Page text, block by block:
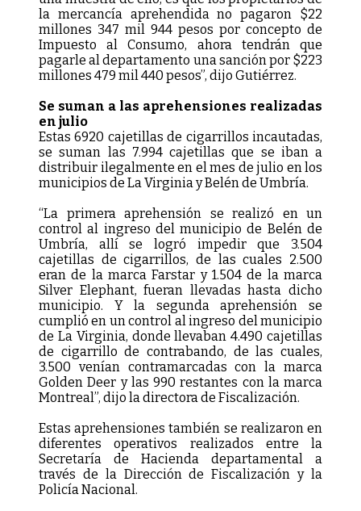
la mercancía aprehendida no pagaron $22
millones 347 mil 944 pesos por concepto de
Impuesto al Consumo, ahora tendrán que
pagarle al departamento una sanción por $223
millones 479 mil 440 pesos”, dijo Gutiérrez.
Se suman a las aprehensiones realizadas
en julio
Estas 6920 cajetillas de cigarrillos incautadas,
se suman las 7.994 cajetillas que se iban a
distribuir ilegalmente en el mes de julio en los
municipios de La Virginia y Belén de Umbría.
“La primera aprehensión se realizó en un
control al ingreso del municipio de Belén de
Umbría, allí se logró impedir que 3.504
cajetillas de cigarrillos, de las cuales 2.500
eran de la marca Farstar y 1.504 de la marca
Silver Elephant, fueran llevadas hasta dicho
municipio. Y la segunda aprehensión se
cumplió en un control al ingreso del municipio
de La Virginia, donde llevaban 4.490 cajetillas
de cigarrillo de contrabando, de las cuales,
3.500 venían contramarcadas con la marca
Golden Deer y las 990 restantes con la marca
Montreal”, dijo la directora de Fiscalización.
Estas aprehensiones también se realizaron en
diferentes operativos realizados entre la
Secretaría de Hacienda departamental a
través de la Dirección de Fiscalización y la
Policía Nacional.